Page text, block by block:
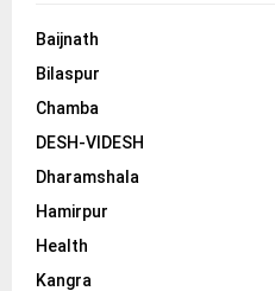
Baijnath
Bilaspur
Chamba
DESH-VIDESH
Dharamshala
Hamirpur
Health
Kangra